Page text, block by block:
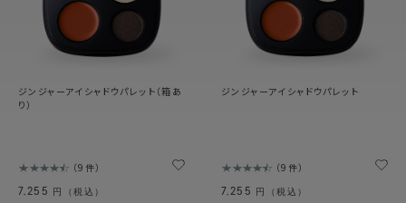
ジンジャーアイシャドウパレット（箱あ
り）
9件
7,255 円（税込）
ジンジャーアイシャドウパレット
9件
7,255 円（税込）